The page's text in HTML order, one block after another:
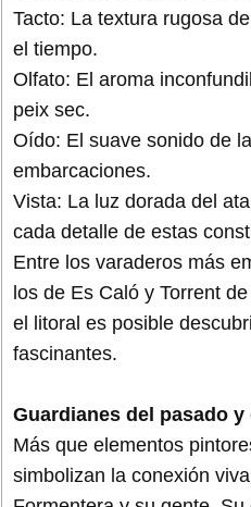
Tacto: La textura rugosa
el tiempo.
Olfato: El aroma
peix sec.
Oído: El suave sonido de
embarcaciones.
Vista: La luz dorada del
cada detalle de estas
Entre los varaderos más
los de Es Caló y Torrent
el litoral es posible
fascinantes.
Guardianes del pasado y
Más que elementos
simbolizan la conexión